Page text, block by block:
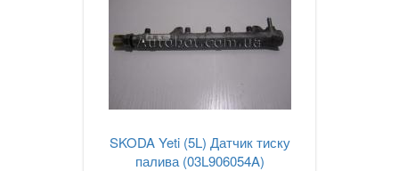
SKODA Yeti (5L) Датчик тиску
палива (03L906054A)